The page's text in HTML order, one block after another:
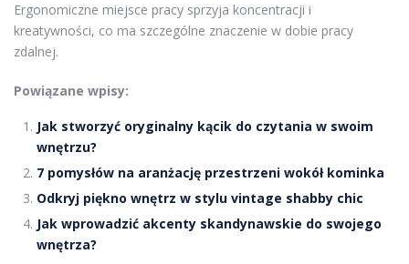
Ergonomiczne miejsce pracy sprzyja koncentracji i
kreatywności, co ma szczególne znaczenie w dobie pracy
zdalnej.
Powiązane wpisy:
Jak stworzyć oryginalny kącik do czytania w swoim
wnętrzu?
7 pomysłów na aranżację przestrzeni wokół kominka
Odkryj piękno wnętrz w stylu vintage shabby chic
Jak wprowadzić akcenty skandynawskie do swojego
wnętrza?